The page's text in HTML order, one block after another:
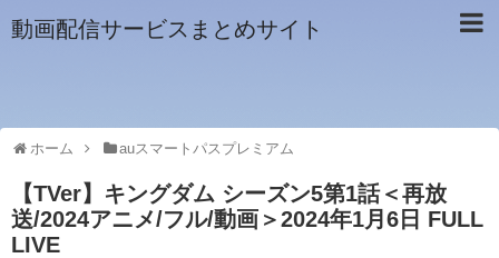
動画配信サービスまとめサイト
ホーム auスマートパスプレミアム
【TVer】キングダム シーズン5第1話＜再放
送/2024アニメ/フル/動画＞2024年1月6日 FULL
LIVE